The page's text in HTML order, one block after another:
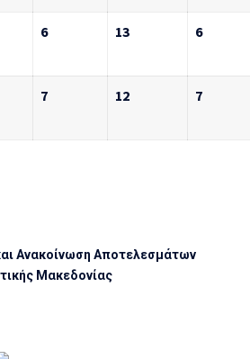
6 13 6
7 12 7
Ανακοίνωση Αποτελεσμάτων
Μακεδονίας